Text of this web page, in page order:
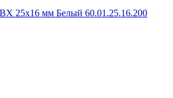
25x16 мм Белый 60.01.25.16.200